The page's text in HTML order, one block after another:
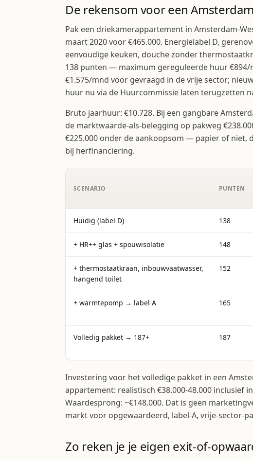
De rekensom voor een
Pak een driekamerappartement in Amsterdam-
maart 2020 voor €465.000. Energielabel D,
eenvoudige keuken, douche zonder
138 punten — maximum gereguleerde huur
€1.575/mnd voor gevraagd in de vrije sector;
huur nu via de Huurcommissie laten terugzetten
Bruto jaarhuur: €10.728. Bij een gangbare
de marktwaarde-als-belegging op pakweg
€225.000 onder de aankoopsom — papier of niet,
bij herfinanciering.
SCENARIO PUNTEN
Huidig (label D) 138
+ HR++ glas + spouwisolatie 148
+ thermostaatkraan, inbouwvaatwasser,
hangend toilet
152
+ warmtepomp → label A 165
Volledig pakket → 187+ 187
Investering voor het volledige pakket in een
appartement: realistisch €38.000-48.000 inclusief
Waardesprong: ~€148.000. Dat is geen
markt voor opgewaardeerd, label-A, vrije-sector-
Zo reken je je eigen exit-of-